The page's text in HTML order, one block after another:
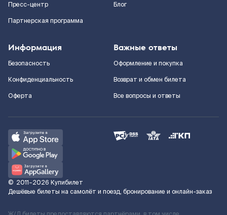
Пресс-центр
Партнерская программа
Блог
Информация
Безопасность
Конфиденциальность
Оферта
Важные ответы
Оформление и покупка
Возврат и обмен билета
Все вопросы и ответы
© 2011–2026 Купибилет
Дешёвые билеты на самолёт и поезд, бронирование и онлайн-заказ